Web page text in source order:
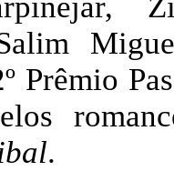
Prêmio
.